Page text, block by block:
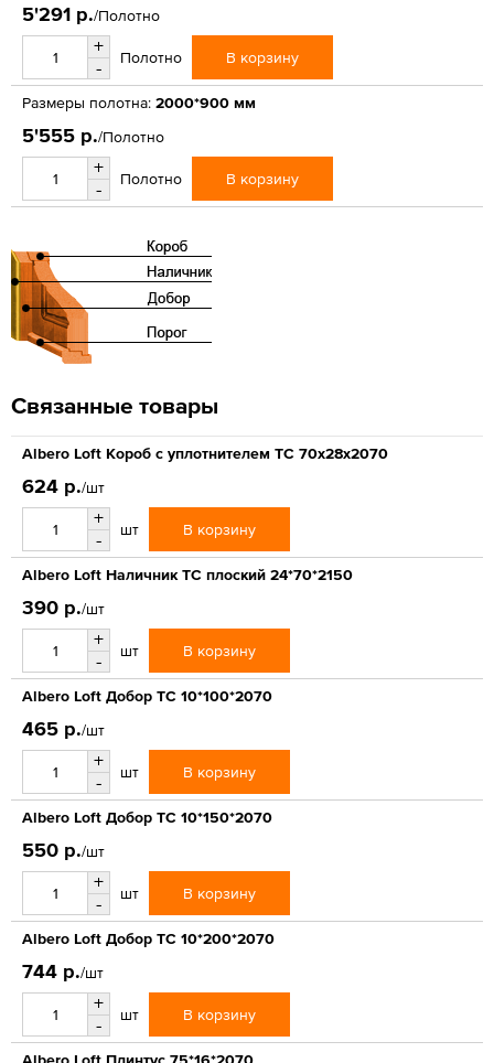
5'291 р./Полотно
+
-
Полотно В корзину
Размеры полотна: 2000*900 мм
5'555 р./Полотно
+
-
Полотно В корзину
Связанные товары
Albero Loft Короб с уплотнителем ТС 70х28х2070
624 р./шт
+
-
шт В корзину
Albero Loft Наличник ТС плоский 24*70*2150
390 р./шт
+
-
шт В корзину
Albero Loft Добор ТС 10*100*2070
465 р./шт
+
-
шт В корзину
Albero Loft Добор ТС 10*150*2070
550 р./шт
+
-
шт В корзину
Albero Loft Добор ТС 10*200*2070
744 р./шт
+
-
шт В корзину
Albero Loft Плинтус 75*16*2070